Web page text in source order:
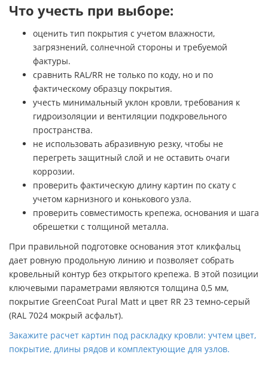
Что учесть при выборе:
оценить тип покрытия с учетом влажности,
загрязнений, солнечной стороны и требуемой
фактуры.
сравнить RAL/RR не только по коду, но и по
фактическому образцу покрытия.
учесть минимальный уклон кровли, требования к
гидроизоляции и вентиляции подкровельного
пространства.
не использовать абразивную резку, чтобы не
перегреть защитный слой и не оставить очаги
коррозии.
проверить фактическую длину картин по скату с
учетом карнизного и конькового узла.
проверить совместимость крепежа, основания и шага
обрешетки с толщиной металла.
При правильной подготовке основания этот кликфальц
дает ровную продольную линию и позволяет собрать
кровельный контур без открытого крепежа. В этой позиции
ключевыми параметрами являются толщина 0,5 мм,
покрытие GreenCoat Pural Matt и цвет RR 23 темно-серый
(RAL 7024 мокрый асфальт).
Закажите расчет картин под раскладку кровли: учтем цвет,
покрытие, длины рядов и комплектующие для узлов.